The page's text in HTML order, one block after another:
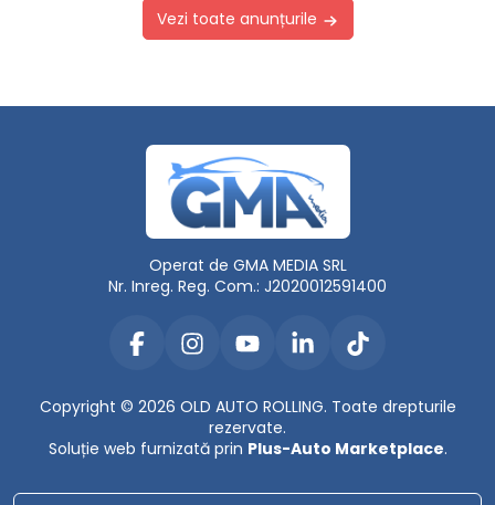
Vezi toate anunțurile
Operat de GMA MEDIA SRL
Nr. Inreg. Reg. Com.: J2020012591400
Copyright © 2026 OLD AUTO ROLLING. Toate drepturile
rezervate.
Soluție web furnizată prin Plus-Auto Marketplace.